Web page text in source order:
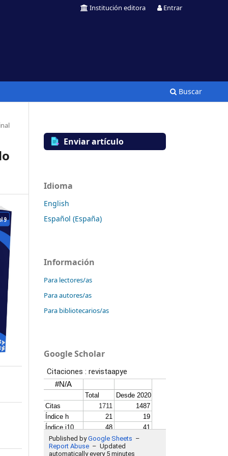
Buscar
Institución editora Entrar
Enviar artículo
Idioma
English
Español (España)
Información
Para lectores/as
Para autores/as
Para bibliotecarios/as
Google Scholar